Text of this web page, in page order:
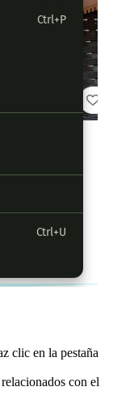
clic en la pestaña
con el